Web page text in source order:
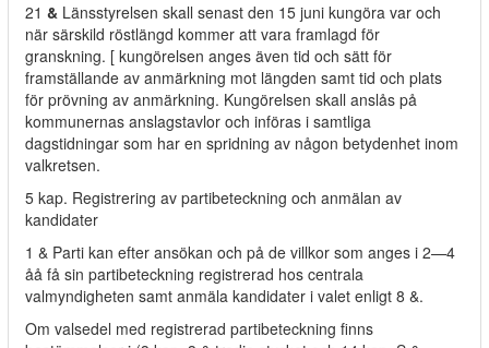
21 & Länsstyrelsen skall senast den 15 juni kungöra var och
när särskild röstlängd kommer att vara framlagd för
granskning. [ kungörelsen anges även tid och sätt för
framställande av anmärkning mot längden samt tid och plats
för prövning av anmärkning. Kungörelsen skall anslås på
kommunernas anslagstavlor och införas i samtliga
dagstidningar som har en spridning av någon betydenhet inom
valkretsen.
5 kap. Registrering av partibeteckning och anmälan av
kandidater
1 & Parti kan efter ansökan och på de villkor som anges i 2—4
åå få sin partibeteckning registrerad hos centrala
valmyndigheten samt anmäla kandidater i valet enligt 8 &.
Om valsedel med registrerad partibeteckning finns